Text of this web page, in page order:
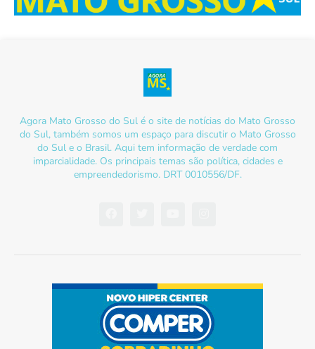
Agora Mato Grosso do Sul é o site de notícias do Mato Grosso
do Sul, também somos um espaço para discutir o Mato Grosso
do Sul e o Brasil. Aqui tem informação de verdade com
imparcialidade. Os principais temas são política, cidades e
empreendedorismo. DRT 0010556/DF.